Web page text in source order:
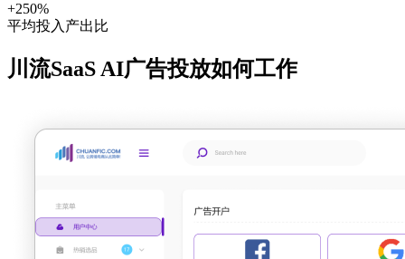
+250%
平均投入产出比
川流SaaS AI广告投放如何工作